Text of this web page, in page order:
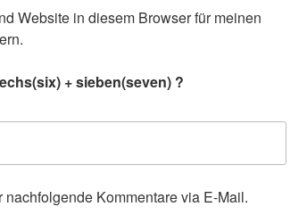
Website in diesem Browser für meinen
+ sieben(seven) ?
Kommentare via E-Mail.